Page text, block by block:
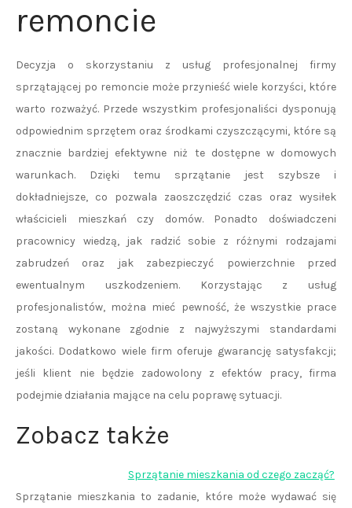
remoncie
Decyzja o skorzystaniu z usług profesjonalnej firmy
sprzątającej po remoncie może przynieść wiele korzyści, które
warto rozważyć. Przede wszystkim profesjonaliści dysponują
odpowiednim sprzętem oraz środkami czyszczącymi, które są
znacznie bardziej efektywne niż te dostępne w domowych
warunkach. Dzięki temu sprzątanie jest szybsze i
dokładniejsze, co pozwala zaoszczędzić czas oraz wysiłek
właścicieli mieszkań czy domów. Ponadto doświadczeni
pracownicy wiedzą, jak radzić sobie z różnymi rodzajami
zabrudzeń oraz jak zabezpieczyć powierzchnie przed
ewentualnym uszkodzeniem. Korzystając z usług
profesjonalistów, można mieć pewność, że wszystkie prace
zostaną wykonane zgodnie z najwyższymi standardami
jakości. Dodatkowo wiele firm oferuje gwarancję satysfakcji;
jeśli klient nie będzie zadowolony z efektów pracy, firma
podejmie działania mające na celu poprawę sytuacji.
Zobacz także
Sprzątanie mieszkania od czego zacząć?
Sprzątanie mieszkania to zadanie, które może wydawać się